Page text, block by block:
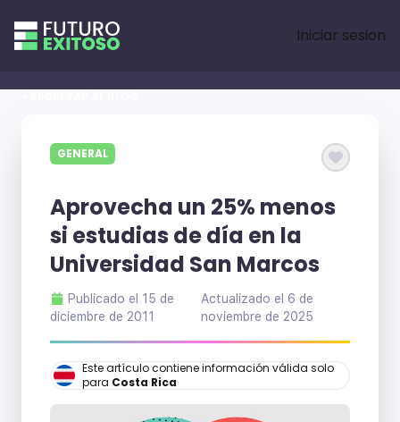
Iniciar sesion
GENERAL
Aprovecha un 25% menos
si estudias de día en la
Universidad San Marcos
Publicado el 15 de
diciembre de 2011
Actualizado el 6 de
noviembre de 2025
Este artículo contiene información válida solo
para Costa Rica